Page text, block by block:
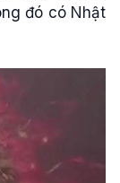
đó có Nhật